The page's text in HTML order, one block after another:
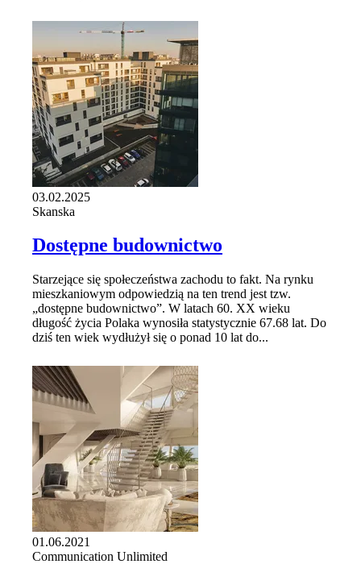
03.02.2025
Skanska
Dostępne budownictwo
Starzejące się społeczeństwa zachodu to fakt. Na rynku
mieszkaniowym odpowiedzią na ten trend jest tzw.
„dostępne budownictwo”. W latach 60. XX wieku
długość życia Polaka wynosiła statystycznie 67.68 lat. Do
dziś ten wiek wydłużył się o ponad 10 lat do...
01.06.2021
Communication Unlimited